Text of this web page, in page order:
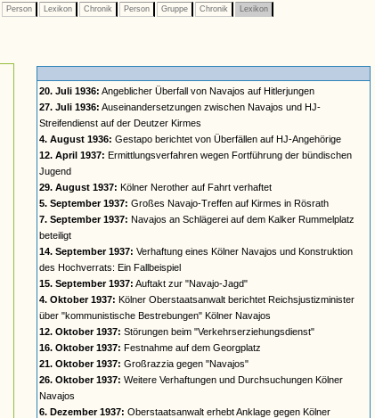
Person Lexikon Chronik Person Gruppe Chronik Lexikon
20. Juli 1936: Angeblicher Überfall von Navajos auf Hitlerjungen
27. Juli 1936: Auseinandersetzungen zwischen Navajos und HJ-
Streifendienst auf der Deutzer Kirmes
4. August 1936: Gestapo berichtet von Überfällen auf HJ-Angehörige
12. April 1937: Ermittlungsverfahren wegen Fortführung der bündischen
Jugend
29. August 1937: Kölner Nerother auf Fahrt verhaftet
5. September 1937: Großes Navajo-Treffen auf Kirmes in Rösrath
7. September 1937: Navajos an Schlägerei auf dem Kalker Rummelplatz
beteiligt
14. September 1937: Verhaftung eines Kölner Navajos und Konstruktion
des Hochverrats: Ein Fallbeispiel
15. September 1937: Auftakt zur "Navajo-Jagd"
4. Oktober 1937: Kölner Oberstaatsanwalt berichtet Reichsjustizminister
über "kommunistische Bestrebungen" Kölner Navajos
12. Oktober 1937: Störungen beim "Verkehrserziehungsdienst"
16. Oktober 1937: Festnahme auf dem Georgplatz
21. Oktober 1937: Großrazzia gegen "Navajos"
26. Oktober 1937: Weitere Verhaftungen und Durchsuchungen Kölner
Navajos
6. Dezember 1937: Oberstaatsanwalt erhebt Anklage gegen Kölner